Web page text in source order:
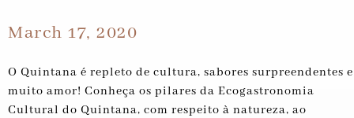
March 17, 2020
O Quintana é repleto de cultura, sabores surpreendentes e
muito amor! Conheça os pilares da Ecogastronomia
Cultural do Quintana, com respeito à natureza, ao